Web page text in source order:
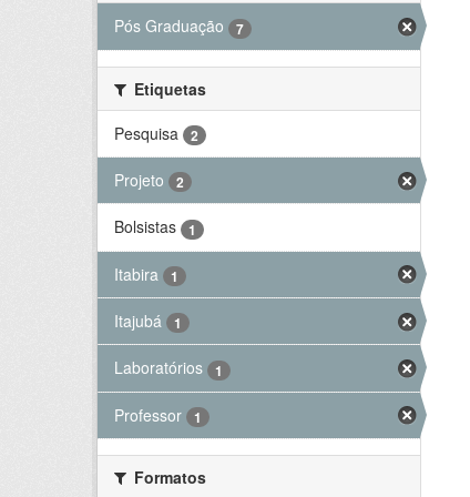
Pós Graduação
7
Etiquetas
Pesquisa
2
Projeto 2
Bolsistas 1
Itabira 1
Itajubá 1
Laboratórios 1
Professor 1
Formatos